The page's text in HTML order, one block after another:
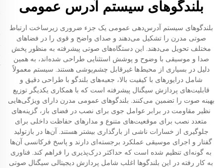
بلندگوهای سیستم آدرس عمومی
بلندگوهای سیستم آدرس‌دهی عمومی یک جزء ضروری زیرساخت ارتباط
صوتی مدرن را تشکیل می‌دهند و صدای واضح و قوی را در فضاهای
مختلف تحویل می‌دهند. این دستگاه‌های صوتی پیشرفته به منظور پخش
صدا و موسیقی با وضوح و پوشش استثنایی طراحی شده‌اند، به همین
دلیل در بسیاری از محیط‌ها غیرقابل چشم‌پوشی هستند. سیستم معمولاً
شامل درایورهای با کیفیت بالا، جعبه‌های بلندگو با طراحی دقیق و
قابلیت‌های پردازش سیگنال پیشرفته است که با همکاری یکدیگر توزیع
بهینه صوت را تضمین می‌کنند. بلندگوهای عمومی مدرن دارای ویژگی‌هایی
نظیر مقاومت در برابر عوامل جوی برای نصب در فضای باز، گزینه‌های
متعدد نصب برای موقعیت‌های متنوع و مدارهای حفاظت داخلی برای
جلوگیری از خسارات ناشی از بارگذاری بیشتر هستند. آن‌ها در بازتولید
گفتار و اجرای موسیقی عملکرد برجسته‌ای دارند و پاسخ فرکانسی آن‌ها
به گونه‌ای تنظیم شده است که حداکثر درک‌پذیری را فراهم کند. فناوری
به کار رفته در این بلندگوها اغلب شامل پردازش دیجیتالی سیگنال صوتی